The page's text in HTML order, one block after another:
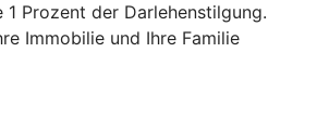
Prozent der Darlehenstilgung.
Immobilie und Ihre Familie